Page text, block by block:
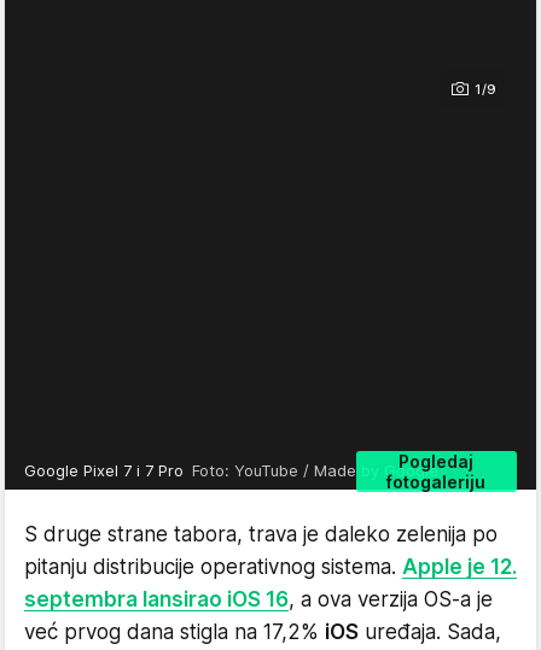
1/9
Pogledaj
fotogaleriju
Google Pixel 7 i 7 Pro Foto: YouTube / Made by Google
S druge strane tabora, trava je daleko zelenija po
pitanju distribucije operativnog sistema. Apple je 12.
septembra lansirao iOS 16, a ova verzija OS-a je
već prvog dana stigla na 17,2% iOS uređaja. Sada,